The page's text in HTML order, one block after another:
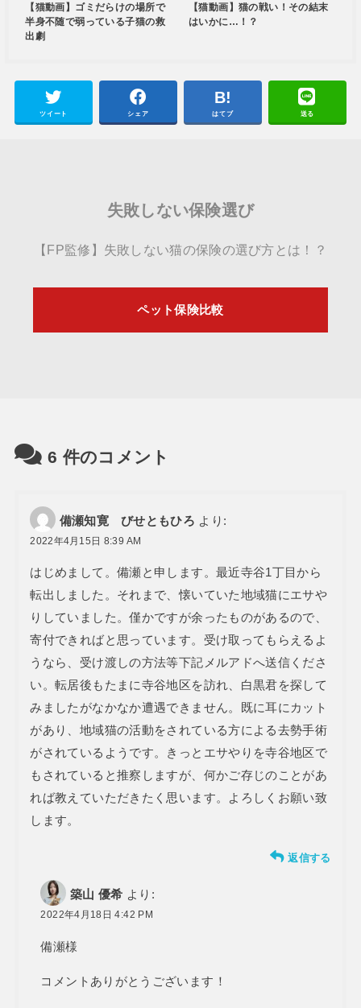
【猫動画】ゴミだらけの場所で
半身不随で弱っている子猫の救
出劇
【猫動画】猫の戦い！その結末
はいかに…！？
ツイート シェア はてブ 送る
失敗しない保険選び
【FP監修】失敗しない猫の保険の選び方とは！？
ペット保険比較
6 件のコメント
備瀬知寛 びせともひろ より:
2022年4月15日 8:39 AM
はじめまして。備瀬と申します。最近寺谷1丁目から
転出しました。それまで、懐いていた地域猫にエサや
りしていました。僅かですが余ったものがあるので、
寄付できればと思っています。受け取ってもらえるよ
うなら、受け渡しの方法等下記メルアドへ送信くださ
い。転居後もたまに寺谷地区を訪れ、白黒君を探して
みましたがなかなか遭遇できません。既に耳にカット
があり、地域猫の活動をされている方による去勢手術
がされているようです。きっとエサやりを寺谷地区で
もされていると推察しますが、何かご存じのことがあ
れば教えていただきたく思います。よろしくお願い致
します。
返信する
築山 優希 より:
2022年4月18日 4:42 PM
備瀬様
コメントありがとうございます！